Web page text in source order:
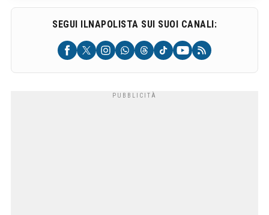
SEGUI ILNAPOLISTA SUI SUOI CANALI: